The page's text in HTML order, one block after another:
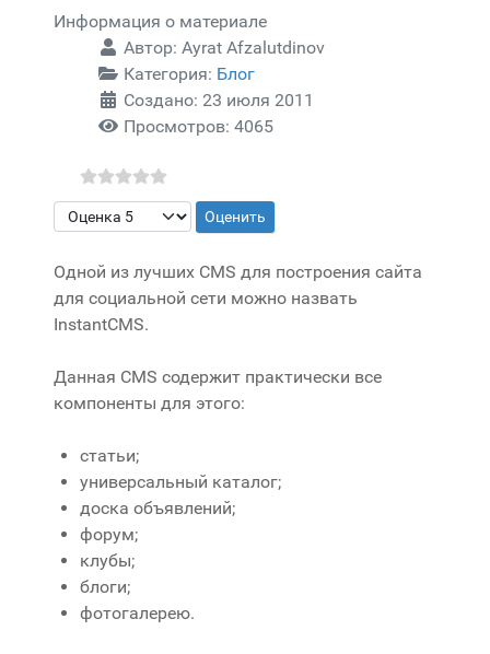
Информация о материале
Автор: Ayrat Afzalutdinov
Категория: Блог
Создано: 23 июля 2011
Просмотров: 4065
Пожалуйста, оцените
Одной из лучших CMS для построения сайта
для социальной сети можно назвать
InstantCMS.
Данная CMS содержит практически все
компоненты для этого:
статьи;
универсальный каталог;
доска объявлений;
форум;
клубы;
блоги;
фотогалерею.